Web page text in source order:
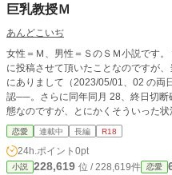
巨乳教授Ｍ
あんどこいぢ
女性＝Ｍ、男性＝ＳのＳＭ小説です。 すでに他サイト様のエッセイ・コーナー
に投稿させて頂いたことなのですが
にありまして（2023/05/01、02 の両
認──。さらに同年同月 28、終日切
態なのですが、とにかくそういった
に投稿します。途中まで投稿したと
すからね（──と、思っていたのです
せてください！）。 合意モノは書いていてどうもしっくりこないのです
が……。とはいえそこら中の諸サイト
恋愛 連載中 長編 R18
24h.ポイント 0pt
小説 228,619 位 / 228,619件 恋愛